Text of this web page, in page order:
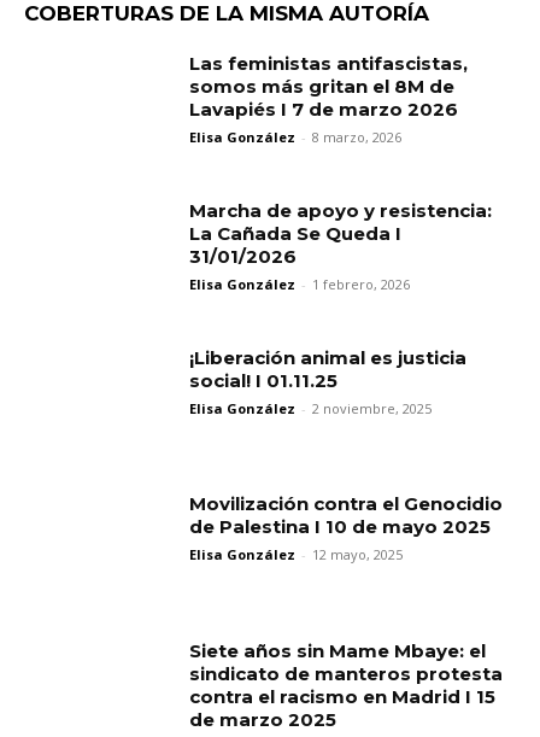
COBERTURAS DE LA MISMA AUTORÍA
Las feministas antifascistas,
somos más gritan el 8M de
Lavapiés I 7 de marzo 2026
Elisa González - 8 marzo, 2026
Marcha de apoyo y resistencia:
La Cañada Se Queda I
31/01/2026
Elisa González - 1 febrero, 2026
¡Liberación animal es justicia
social! I 01.11.25
Elisa González - 2 noviembre, 2025
Movilización contra el Genocidio
de Palestina I 10 de mayo 2025
Elisa González - 12 mayo, 2025
Siete años sin Mame Mbaye: el
sindicato de manteros protesta
contra el racismo en Madrid I 15
de marzo 2025